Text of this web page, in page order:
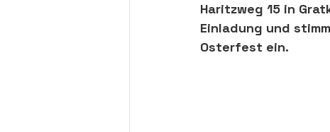
Haritzweg 15 in
Einladung und
Osterfest ein.